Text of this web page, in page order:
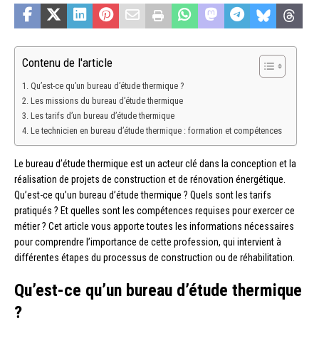
Contenu de l'article
Qu’est-ce qu’un bureau d’étude thermique ?
Les missions du bureau d’étude thermique
Les tarifs d’un bureau d’étude thermique
Le technicien en bureau d’étude thermique : formation et compétences
Le bureau d’étude thermique est un acteur clé dans la conception et la
réalisation de projets de construction et de rénovation énergétique.
Qu’est-ce qu’un bureau d’étude thermique ? Quels sont les tarifs
pratiqués ? Et quelles sont les compétences requises pour exercer ce
métier ? Cet article vous apporte toutes les informations nécessaires
pour comprendre l’importance de cette profession, qui intervient à
différentes étapes du processus de construction ou de réhabilitation.
Qu’est-ce qu’un bureau d’étude thermique
?